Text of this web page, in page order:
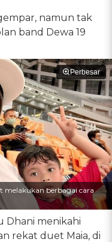
namun tak
band Dewa 19
Perbesar
melakukan berbagai cara
Dhani menikahi
rekat duet Maia, di